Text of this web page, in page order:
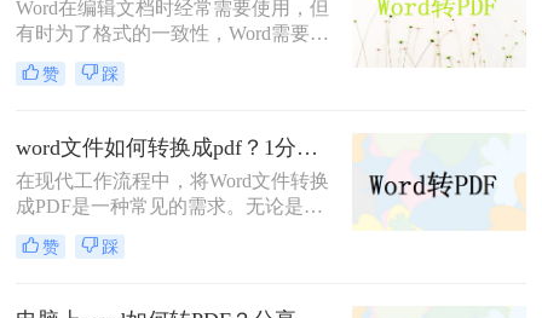
吗？这就来给大家分享一下转换方法
吧。
Word在编辑文档时经常需要使用，但
有时为了格式的一致性，Word需要转
换为PDF。转成PDF格式后也方便阅
读和打印等操作，所以很多时候我们
有很多职场新人不知道怎么转换的，
以下是如何将word转pdf的步骤。希望
能帮助到大家。
赞 踩
word文件如何转换成pdf？1分钟让你学会这四个好用方法，真的超简单！
在现代工作流程中，将Word文件转换
成PDF是一种常见的需求。无论是在
学术研究、商业交流还是日常生活
中，将文件保存为PDF格式可以确保
介绍word文件如何转换成pdf的方法，
赞 踩